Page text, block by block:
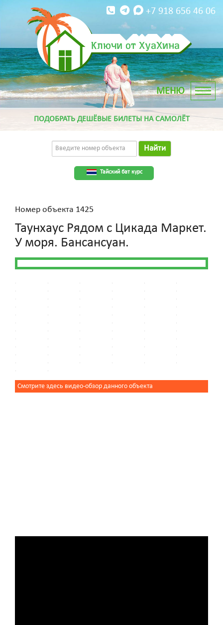
Ключи от ХуаХина
+7 918 656 46 06
ПОДОБРАТЬ ДЕШЁВЫЕ БИЛЕТЫ НА САМОЛЁТ
Найти
Тайский бат курс
Номер объекта 1425
Таунхаус Рядом с Цикада Маркет.
У моря. Бансансуан.
Смотрите здесь видео-обзор данного объекта